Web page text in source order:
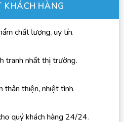
KHÁCH HÀNG
chất lượng, uy tín.
tranh nhất thị trường.
thân thiện, nhiệt tình.
quý khách hàng 24/24.